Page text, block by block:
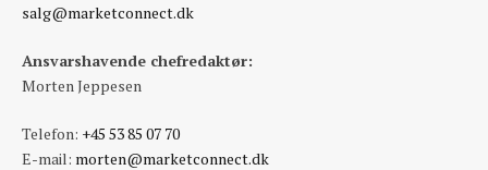
salg@marketconnect.dk
Ansvarshavende chefredaktør:
Morten Jeppesen
Telefon: +45 53 85 07 70
E-mail: morten@marketconnect.dk